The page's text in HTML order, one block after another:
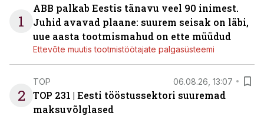
1
ABB palkab Eestis tänavu veel 90 inimest.
Juhid avavad plaane: suurem seisak on läbi,
uue aasta tootmismahud on ette müüdud
Ettevõte muutis tootmistöötajate palgasüsteemi
2
TOP 06.08.26, 13:07
TOP 231 | Eesti tööstussektori suuremad
maksuvõlglased